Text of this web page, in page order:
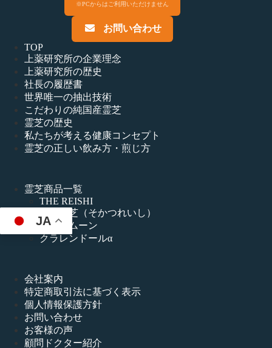
JA
※PCからはご利用いただけません
お問い合わせ
TOP
上薬研究所の企業理念
上薬研究所の歴史
社長の履歴書
世界唯一の抽出技術
こだわりの純国産霊芝
霊芝の歴史
私たちが考える健康コンセプト
霊芝の正しい飲み方・煎じ方
霊芝商品一覧
THE REISHI
甦活霊芝（そかつれいし）
リ・ラムーン
クラレンドールα
会社案内
特定商取引法に基づく表示
個人情報保護方針
お問い合わせ
お客様の声
顧問ドクター紹介